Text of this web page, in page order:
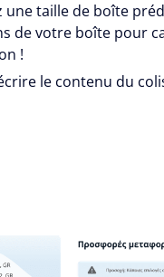
une taille de boîte
de votre boîte pour
!
le contenu du